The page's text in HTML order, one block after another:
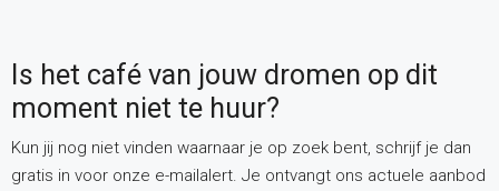
Is het café van jouw dromen op dit
moment niet te huur?
Kun jij nog niet vinden waarnaar je op zoek bent, schrijf je dan
gratis in voor onze e-mailalert. Je ontvangt ons actuele aanbod